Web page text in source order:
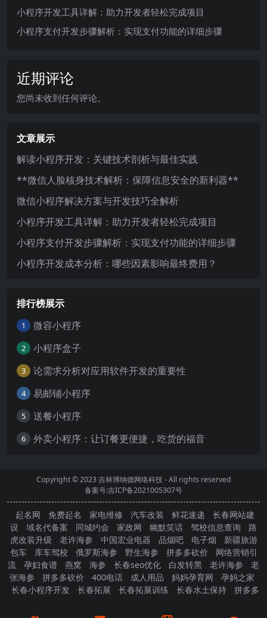
小程序开发工具详解：助力开发者轻松完成项目
小程序支付开发步骤解析：实现支付功能的详细步骤
近期评论
您尚未收到任何评论。
文章展示
解读小程序开发：关键技术剖析与最佳实践
**微信人脸核身技术解析：保障信息安全的新利器**
微信小程序解决方案与开发技巧全解析
小程序开发工具详解：助力开发者轻松完成项目
小程序支付开发步骤解析：实现支付功能的详细步骤
小程序开发成本分析：哪些因素影响最终费用？
排行榜展示
1 微容小程序
2 小程序盒子
3 论需求分析对应用软件开发的重要性
4 易邮铺小程序
5 送餐小程序
6 外卖小程序：让订餐更便捷，吃货的福音
Copyright © 2023吉林博纳德网络科技- All rights reserved
备案号:吉ICP备2021005307号
起名网 免费起名 家电维修 汽车改装 鲜花速递
长春网站建
设
域名代备案 同城约会 家政网 幽默笑话 驾校信息查询
路
虎改装升级
老许海参 中国宏业电器 品烟吧 电子烟
新疆旅游
包车
库车驾校 俄罗斯海参 野生海参 拼多多砍价
网络营销引
流
孕妇食谱 燕窝 海参 长春seo优化 白发转黑 老许海参
老
张海参
拼多多砍价 400电话 成人用品 妈妈孕育网
孕妈之家
长春小程序开发
长春拓展 长春拓展训练 长春水土保持
拼多多